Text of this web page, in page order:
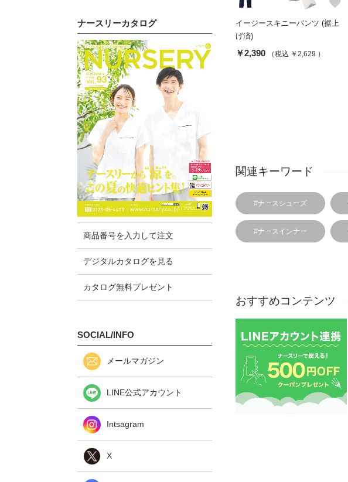
ナースリーカタログ
商品番号を入力して注文
デジタルカタログを見る
カタログ無料プレゼント
SOCIAL/INFO
メールマガジン
LINE公式アカウント
Intsagram
X
favorite
イージースキニーパンツ (裾上
げ済)
￥2,390 （税込 ￥2,629 ）
関連キーワード
#ナースシューズ
#ナースインナー
おすすめコンテンツ